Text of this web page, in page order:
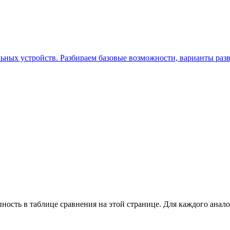
устройств. Разбираем базовые возможности, варианты
в таблице сравнения на этой странице. Для каждого